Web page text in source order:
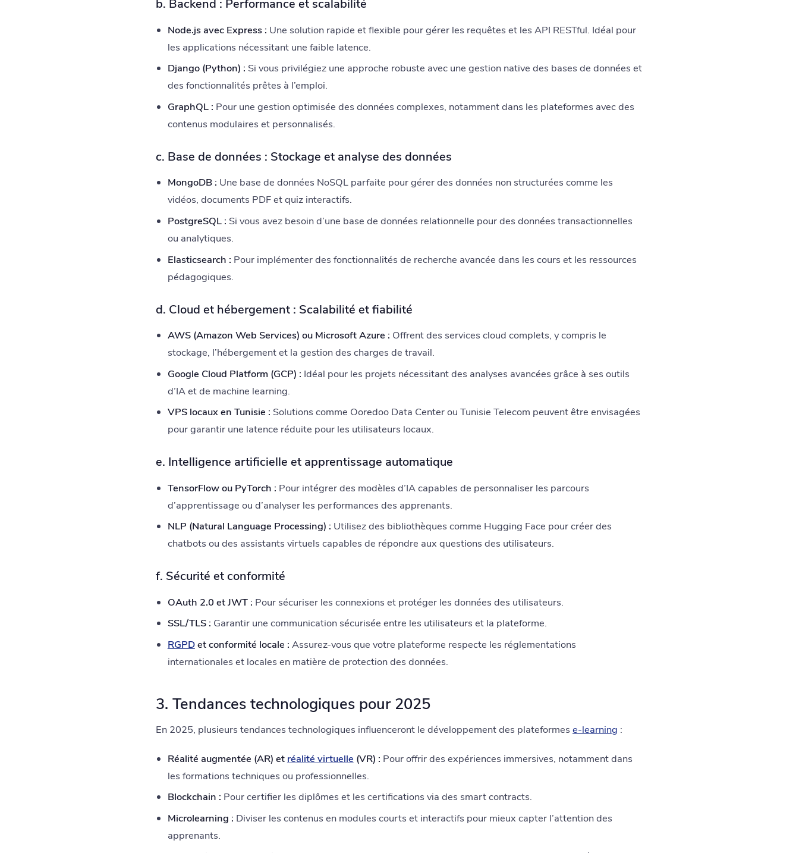
b. Backend : Performance et scalabilité
Node.js avec Express : Une solution rapide et flexible pour gérer les requêtes et les API RESTful. Idéal pour
les applications nécessitant une faible latence.
Django (Python) : Si vous privilégiez une approche robuste avec une gestion native des bases de données et
des fonctionnalités prêtes à l’emploi.
GraphQL : Pour une gestion optimisée des données complexes, notamment dans les plateformes avec des
contenus modulaires et personnalisés.
c. Base de données : Stockage et analyse des données
MongoDB : Une base de données NoSQL parfaite pour gérer des données non structurées comme les
vidéos, documents PDF et quiz interactifs.
PostgreSQL : Si vous avez besoin d’une base de données relationnelle pour des données transactionnelles
ou analytiques.
Elasticsearch : Pour implémenter des fonctionnalités de recherche avancée dans les cours et les ressources
pédagogiques.
d. Cloud et hébergement : Scalabilité et fiabilité
AWS (Amazon Web Services) ou Microsoft Azure : Offrent des services cloud complets, y compris le
stockage, l’hébergement et la gestion des charges de travail.
Google Cloud Platform (GCP) : Idéal pour les projets nécessitant des analyses avancées grâce à ses outils
d’IA et de machine learning.
VPS locaux en Tunisie : Solutions comme Ooredoo Data Center ou Tunisie Telecom peuvent être envisagées
pour garantir une latence réduite pour les utilisateurs locaux.
e. Intelligence artificielle et apprentissage automatique
TensorFlow ou PyTorch : Pour intégrer des modèles d’IA capables de personnaliser les parcours
d’apprentissage ou d’analyser les performances des apprenants.
NLP (Natural Language Processing) : Utilisez des bibliothèques comme Hugging Face pour créer des
chatbots ou des assistants virtuels capables de répondre aux questions des utilisateurs.
f. Sécurité et conformité
OAuth 2.0 et JWT : Pour sécuriser les connexions et protéger les données des utilisateurs.
SSL/TLS : Garantir une communication sécurisée entre les utilisateurs et la plateforme.
RGPDet conformité locale : Assurez-vous que votre plateforme respecte les réglementations
internationales et locales en matière de protection des données.
3. Tendances technologiques pour 2025
En 2025, plusieurs tendances technologiques influenceront le développement des plateformes e-learning :
Réalité augmentée (AR) et réalité virtuelle (VR) : Pour offrir des expériences immersives, notamment dans
les formations techniques ou professionnelles.
Blockchain : Pour certifier les diplômes et les certifications via des smart contracts.
Microlearning : Diviser les contenus en modules courts et interactifs pour mieux capter l’attention des
apprenants.